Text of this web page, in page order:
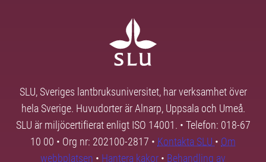
SLU, Sveriges lantbruksuniversitet, har verksamhet över
hela Sverige. Huvudorter är Alnarp, Uppsala och Umeå.
SLU är miljöcertifierat enligt ISO 14001. • Telefon: 018-67
10 00 • Org nr: 202100-2817 • Kontakta SLU • Om
webbplatsen • Hantera kakor • Behandling av